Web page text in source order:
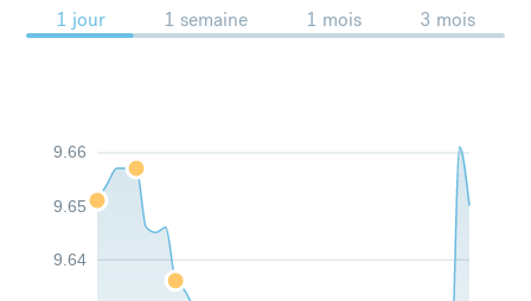
1 jour 1 semaine 1 mois 3 mois
9.64
9.65
9.66